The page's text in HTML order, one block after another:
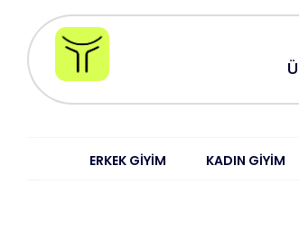
ERKEK GİYİM KADIN GİYİM